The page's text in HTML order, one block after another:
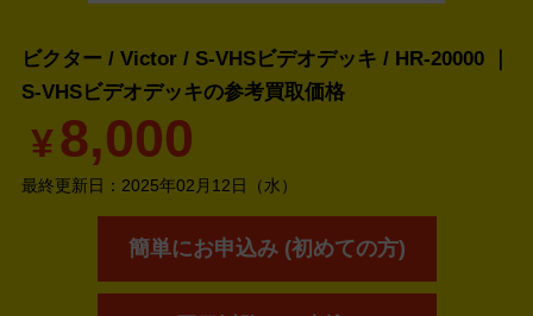
ビクター / Victor / S-VHSビデオデッキ / HR-20000 ｜
S-VHSビデオデッキの参考買取価格
¥8,000
最終更新日： 2025年02月12日（水）
簡単にお申込み (初めての方)